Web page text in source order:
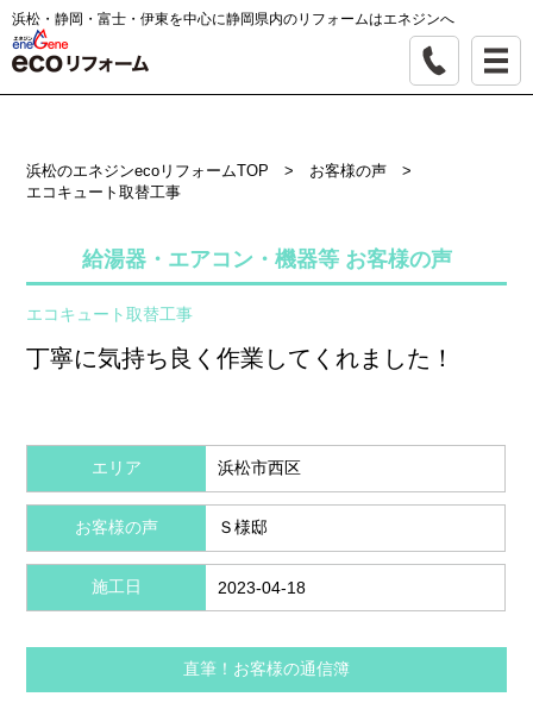
浜松・静岡・富士・伊東を中心に静岡県内のリフォームはエネジンへ
浜松のエネジンecoリフォームTOP > お客様の声 >
エコキュート取替工事
給湯器・エアコン・機器等 お客様の声
エコキュート取替工事
丁寧に気持ち良く作業してくれました！
エリア 浜松市西区
お客様の声 Ｓ様邸
施工日 2023-04-18
直筆！お客様の通信簿